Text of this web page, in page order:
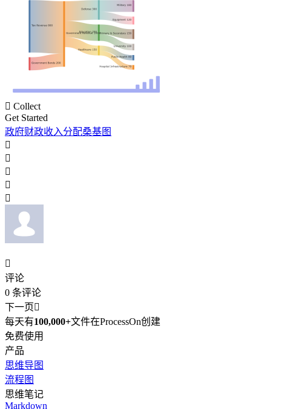
 Collect
Get Started
政府财政收入分配桑基图






评论
0 条评论
下一页
每天有100,000+文件在ProcessOn创建
免费使用
产品
思维导图
流程图
思维笔记
Markdown